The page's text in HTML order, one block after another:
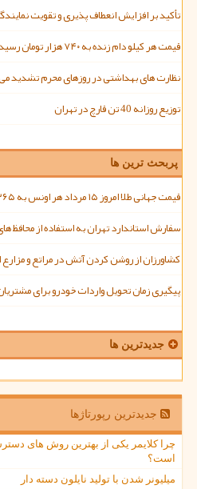
تأکید بر افزایش انعطاف پذیری و تقویت
قیمت هر کیلو دام زنده به ۷۴۰ هزار تومان رسید
نظارت های بهداشتی در روزهای محرم تشدید
توزیع روزانه 40 تن قارچ در تهران
پربحث ترین ها
قیمت جهانی طلا امروز ۱۵ مرداد هر اونس به ۴۲۶۵ دلار و ۲۲ سنت رسید
سفارش استاندارد تهران به استفاده از محافظ
کشاورزان از روشن کردن آتش در مراتع و
پیگیری زمان تحویل واردات خودرو برای
جدیدترین ها
جدیدترین رپورتاژها
چرا کلایمر یکی از بهترین روش های
است؟
میلیونر شدن با تولید نایلون دسته دار